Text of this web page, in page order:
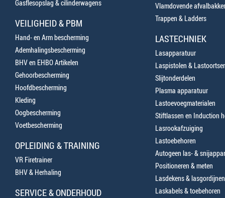
Gasflesopslag & cilinderwagens
VEILIGHEID & PBM
Hand- en Arm bescherming
Ademhalingsbescherming
BHV en EHBO Artikelen
Gehoorbescherming
Hoofdbescherming
Kleding
Oogbescherming
Voetbescherming
OPLEIDING & TRAINING
VR Firetrainer
BHV & Herhaling
SERVICE & ONDERHOUD
Vlamdovende
Trappen & Ladders
LASTECHNIEK
Lasapparatuur
Laspistolen &
Slijtonderdelen
Plasma apparatuur
Lastoevoegmaterialen
Stiftlassen en Induction
Lasrookafzuiging
Lastoebehoren
Autogeen las- &
Positioneren & meten
Lasdekens & lasgordijnen
Laskabels & toebehoren